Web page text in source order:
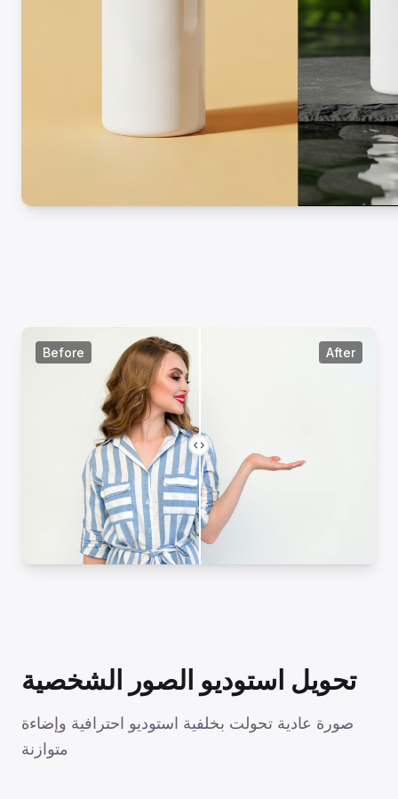
Before After
تحويل استوديو الصور الشخصية
صورة عادية تحولت بخلفية استوديو احترافية وإضاءة
متوازنة